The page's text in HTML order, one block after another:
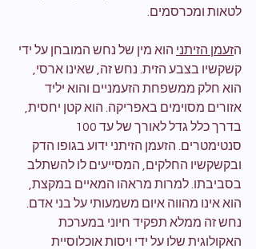
לטאות ומכרסמים.
הזעמן הזיתני הוא מין של נחש המובחן על ידי
קשקשיו בצבע הזית. נחש זה, שאינו ארסי,
הוא חלק ממשפחת הזעמניים והוא יליד
אזורים מסוימים באפריקה. הוא קטן יחסית,
סנטימטרים. הזעמן הזיתני ידוע בגופו הדק
ובקשקשיו החלקים, המסייעים לו להשתלב
בסביבתו. למרות מראהו המאיים במקצת,
הוא אינו מהווה איום משמעותי על בני אדם.
נחש זה ממלא תפקיד חיוני במערכת
האקולוגית שלו על ידי ויסות אוכלוסיית